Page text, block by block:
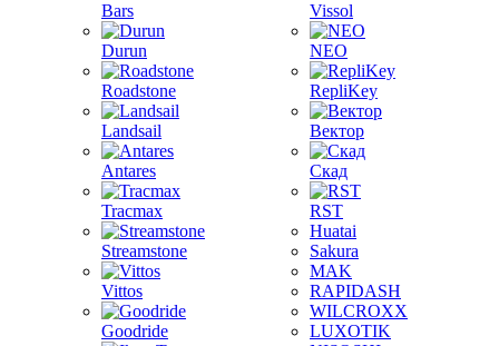
Bars
Durun
Roadstone
Landsail
Antares
Tracmax
Streamstone
Vittos
Goodride
Vissol
NEO
RepliKey
Вектор
Скад
RST
Huatai
Sakura
MAK
RAPIDASH
WILCROXX
LUXOTIK